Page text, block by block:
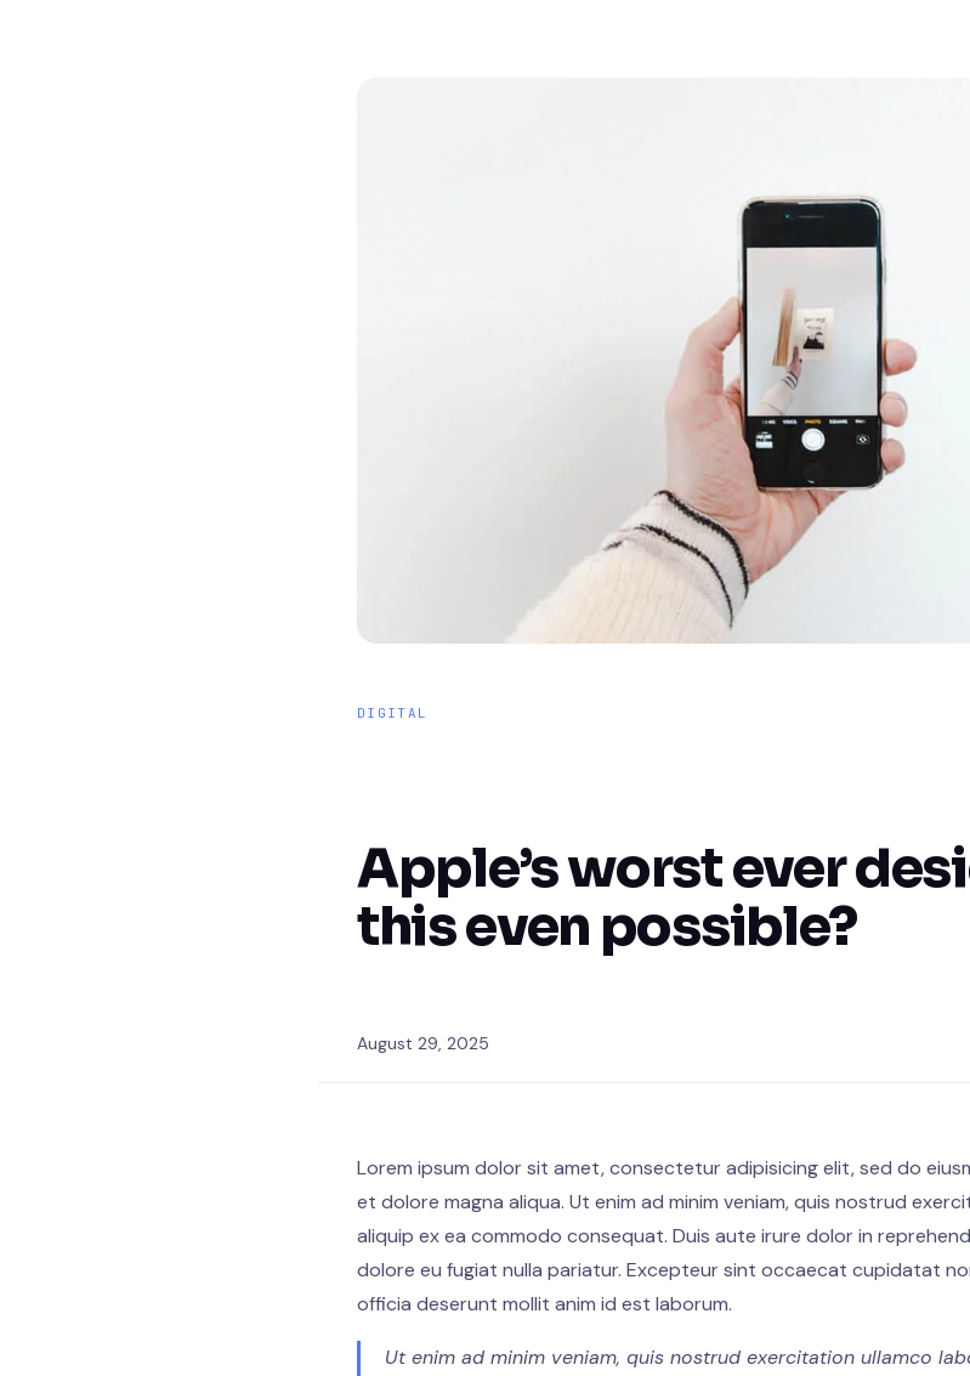
DIGITAL
Apple’s worst ever
this even possible?
August 29, 2025
Lorem ipsum dolor sit amet, consectetur adipisicing elit, sed do
et dolore magna aliqua. Ut enim ad minim veniam, quis nostrud
aliquip ex ea commodo consequat. Duis aute irure dolor in
dolore eu fugiat nulla pariatur. Excepteur sint occaecat cupidatat
officia deserunt mollit anim id est laborum.
Ut enim ad minim veniam, quis nostrud exercitation ullamco